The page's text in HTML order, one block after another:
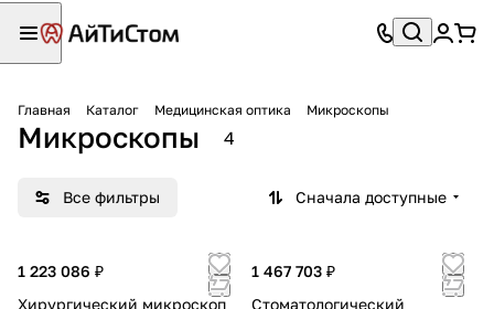
Главная Каталог Медицинская оптика Микроскопы
Микроскопы 4
Все фильтры Сначала доступные
1 223 086 ₽
Хирургический микроскоп
1 467 703 ₽
Стоматологический